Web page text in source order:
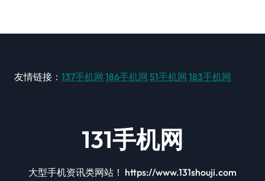
友情链接： 137手机网 186手机网 51手机网 183手机网
131手机网
大型手机资讯类网站！ https://www.131shouji.com